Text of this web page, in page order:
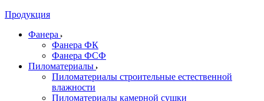
Продукция
Фанера
Фанера ФК
Фанера ФСФ
Пиломатериалы
Пиломатериалы строительные естественной
влажности
Пиломатериалы камерной сушки